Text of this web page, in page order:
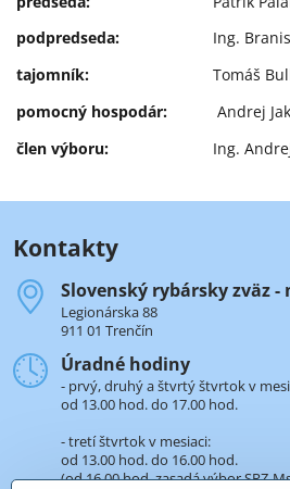
podpredseda:
Ing.
tajomník:
Tomáš
pomocný hospodár:
Andrej
člen výboru:
Ing.
Kontakty
Slovenský rybársky zväz
Legionárska 88
911 01 Trenčín
Úradné hodiny
- prvý, druhý a štvrtý štvrtok v
od 13.00 hod. do 17.00 hod.
- tretí štvrtok v mesiaci:
od 13.00 hod. do 16.00 hod.
(od 16.00 hod. zasadá výbor SRZ-